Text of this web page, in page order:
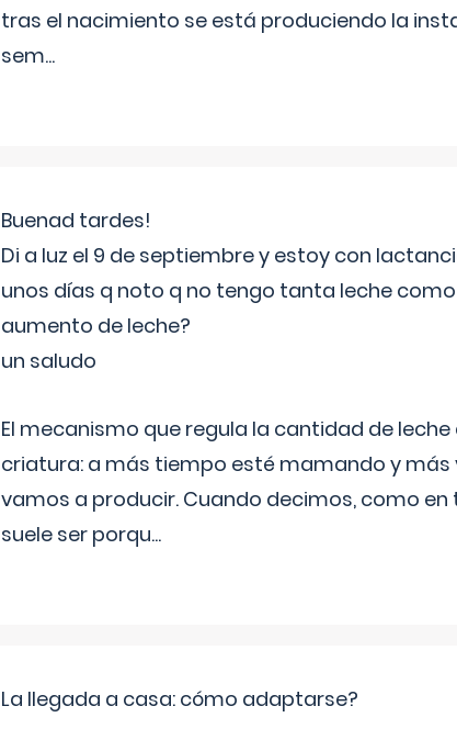
tras el nacimiento se está produciendo la
sem...
Buenad tardes!
Di a luz el 9 de septiembre y estoy con
unos días q noto q no tengo tanta leche
aumento de leche?
un saludo
El mecanismo que regula la cantidad de
criatura: a más tiempo esté mamando y
vamos a producir. Cuando decimos, como
suele ser porqu...
La llegada a casa: cómo adaptarse?